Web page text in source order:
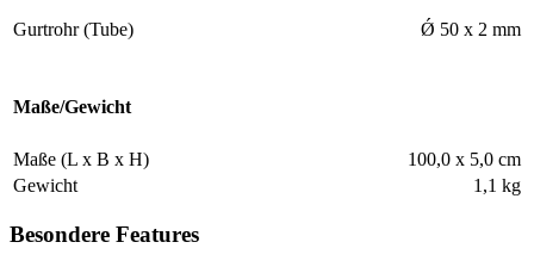
Gurtrohr (Tube) Ǿ 50 x 2 mm
Maße/Gewicht
Maße (L x B x H)
100,0 x 5,0 cm
Gewicht
1,1 kg
Besondere Features